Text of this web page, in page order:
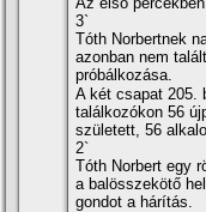
3`
Tóth Norbertnek
azonban nem
próbálkozása.
A két csapat 205.
találkozókon 56
született, 56
2`
Tóth Norbert egy
a balösszekötő
gondot a hárí­tás.